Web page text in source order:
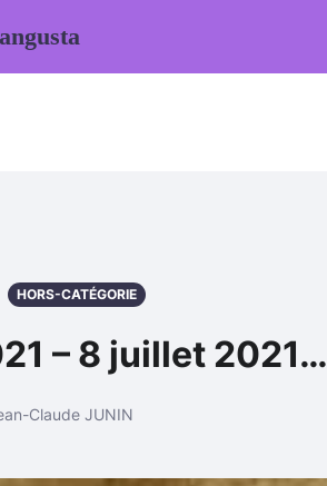
HORS-CATÉGORIE
– 8 juillet 2021…
Claude JUNIN